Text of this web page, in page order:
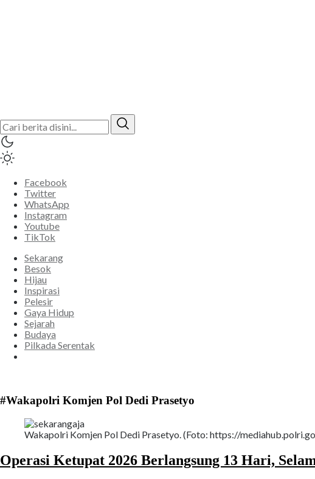
Facebook
Twitter
WhatsApp
Instagram
Youtube
TikTok
Sekarang
Besok
Hijau
Inspirasi
Pelesir
Gaya Hidup
Sejarah
Budaya
Pilkada Serentak
#Wakapolri Komjen Pol Dedi Prasetyo
Wakapolri Komjen Pol Dedi Prasetyo. (Foto: https://
Operasi Ketupat 2026 Berlangsung 13 Hari,